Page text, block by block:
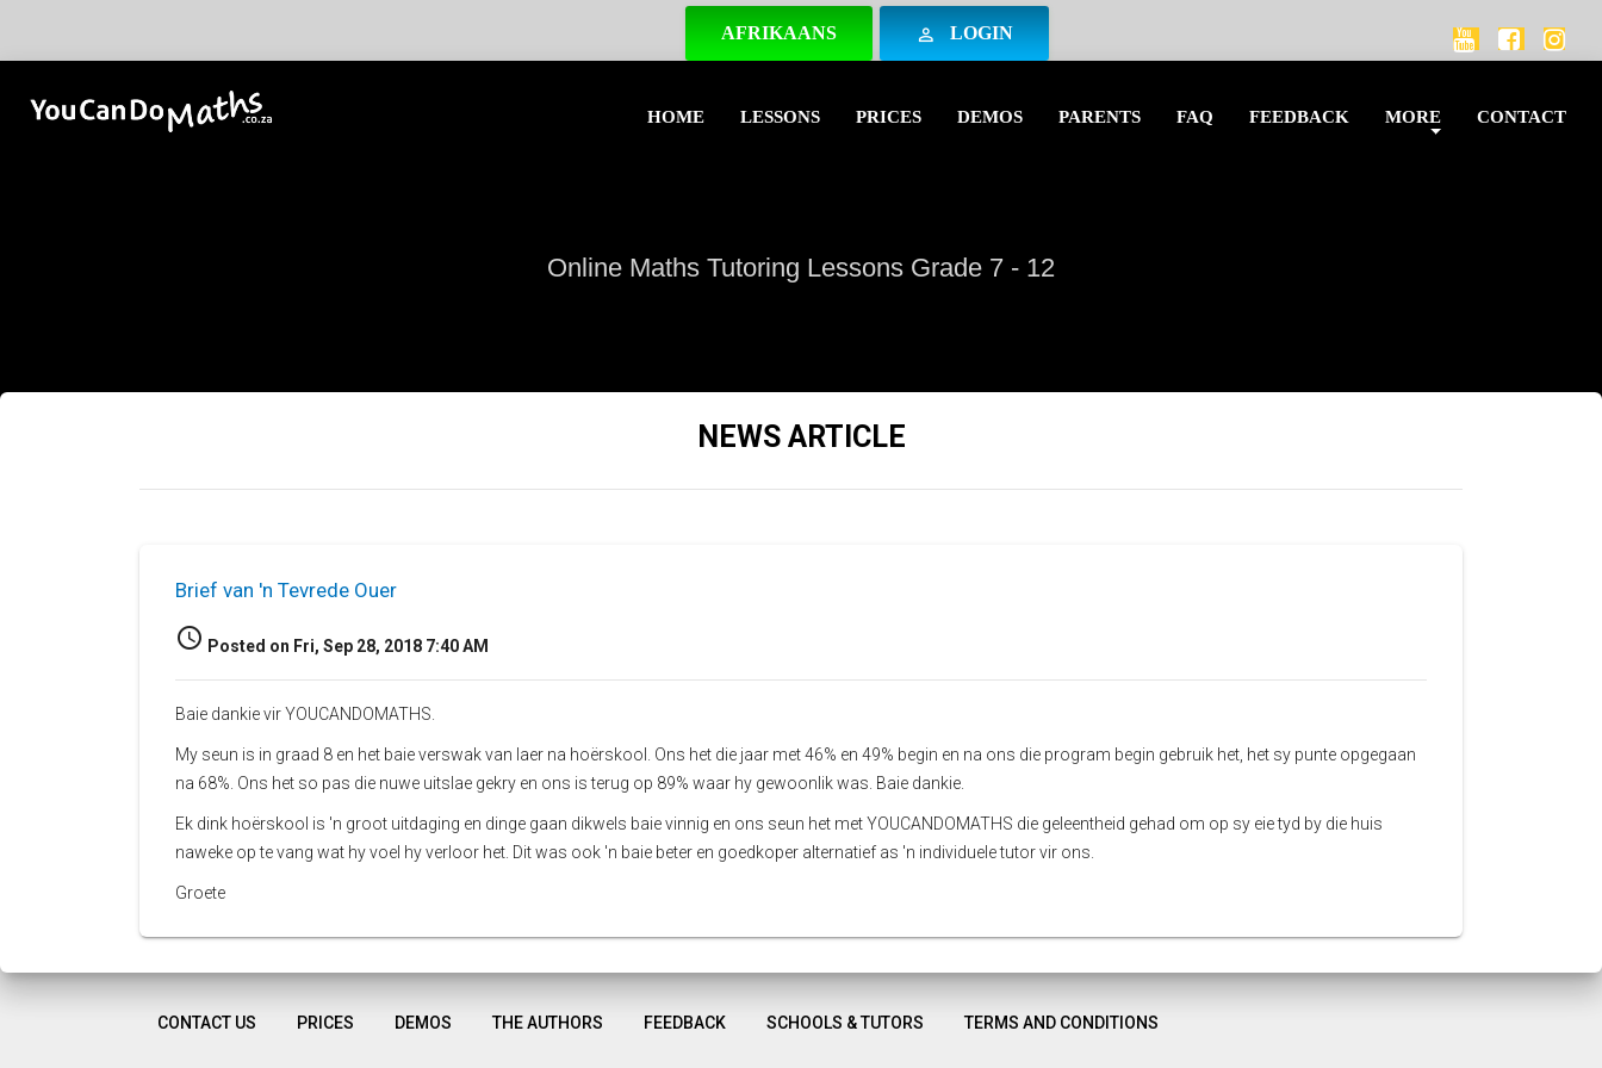
AFRIKAANS perm_identity LOGIN
HOME LESSONS PRICES DEMOS PARENTS FAQ FEEDBACK MORE CONTACT
Online Maths Tutoring Lessons Grade 7 - 12
NEWS ARTICLE
Brief van 'n Tevrede Ouer
access_time Posted on Fri, Sep 28, 2018 7:40 AM
Baie dankie vir YOUCANDOMATHS.
My seun is in graad 8 en het baie verswak van laer na hoërskool. Ons het die jaar met 46% en 49% begin en na ons die program begin gebruik het, het sy punte opgegaan
na 68%. Ons het so pas die nuwe uitslae gekry en ons is terug op 89% waar hy gewoonlik was. Baie dankie.
Ek dink hoërskool is 'n groot uitdaging en dinge gaan dikwels baie vinnig en ons seun het met YOUCANDOMATHS die geleentheid gehad om op sy eie tyd by die huis
naweke op te vang wat hy voel hy verloor het. Dit was ook 'n baie beter en goedkoper alternatief as 'n individuele tutor vir ons.
Groete
CONTACT US PRICES DEMOS THE AUTHORS FEEDBACK SCHOOLS & TUTORS TERMS AND CONDITIONS